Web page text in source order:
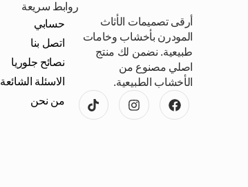
أرقى تصميمات الأثاث
المودرن بأخشاب وخامات
طبيعية. نضمن لك منتج
اصلي مصنوع من
الأخشاب الطبيعية.
روابط سريعة
حسابي
اتصل بنا
نصائح جلوريا
الاسئلة الشائعة
من نحن